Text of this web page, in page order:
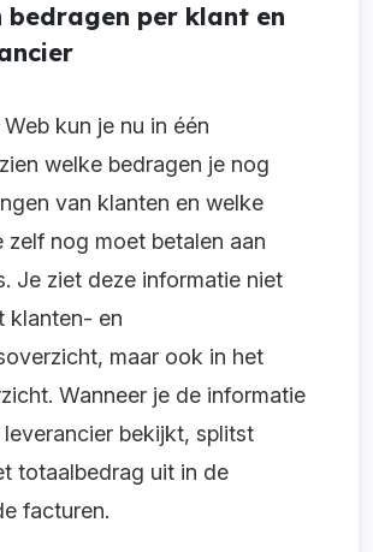
bedragen per klant en
kun je nu in één
welke bedragen je nog
van klanten en welke
zelf nog moet betalen aan
Je ziet deze informatie niet
klanten- en
maar ook in het
Wanneer je de informatie
bekijkt, splitst
totaalbedrag uit in de
facturen.